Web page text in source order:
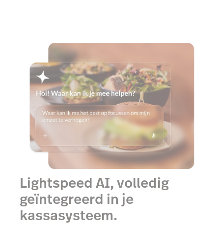
Lightspeed AI, volledig
geïntegreerd in je
kassasysteem.